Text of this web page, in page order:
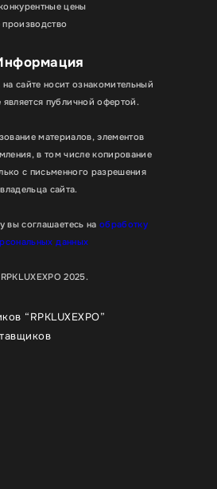
цены
сайте носит ознакомительный
является публичной офертой.
материалов, элементов
в том числе копирование
с письменного разрешения
владельца сайта.
вы соглашаетесь на обработку
данных
2025.
“RPKLUXEXPO”